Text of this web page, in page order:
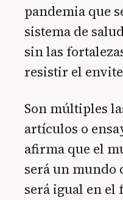
pandemia que
sistema de
sin las
resistir el
Son múltiples
artículos o
afirma que el
será un mundo
será igual en